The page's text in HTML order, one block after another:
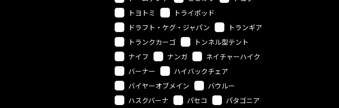
トヨトミ
トライポッド
ドラフト・ケグ・ジャパン
トランギア
トランクカーゴ
トンネル型テント
ナイフ
ナンガ
ネイチャーハイク
バーナー
ハイバックチェア
バイヤーオブメイン
バウルー
ハスクバーナ
パセコ
パタゴニア